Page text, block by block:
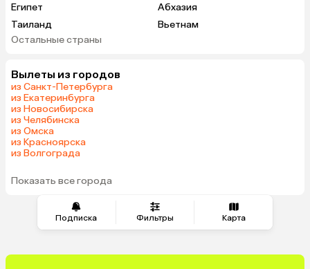
Подписка Фильтры Карта
Египет
Абхазия
Таиланд
Вьетнам
ОАЭ
Сейшелы
Маврикий
Марокко
Оман
Венесуэла
Остальные страны
Вылеты из городов
из Санкт-Петербурга
из Екатеринбурга
из Новосибирска
из Челябинска
из Омска
из Красноярска
из Волгограда
Показать все города